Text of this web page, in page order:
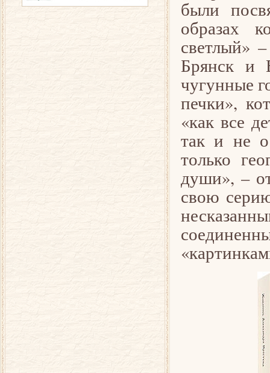
были
образах
светлый»
Брянск и
чугунные
печки»,
«как все
так и не
только
души», –
свою